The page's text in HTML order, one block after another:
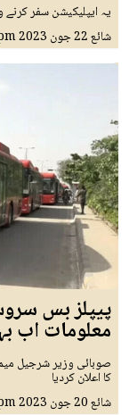
یہ ایپلیکیشن سفر
شائع22 جون 2023
پیپلز بس
معلومات اب
کا اعلان کردیا
شائع20 جون 2023